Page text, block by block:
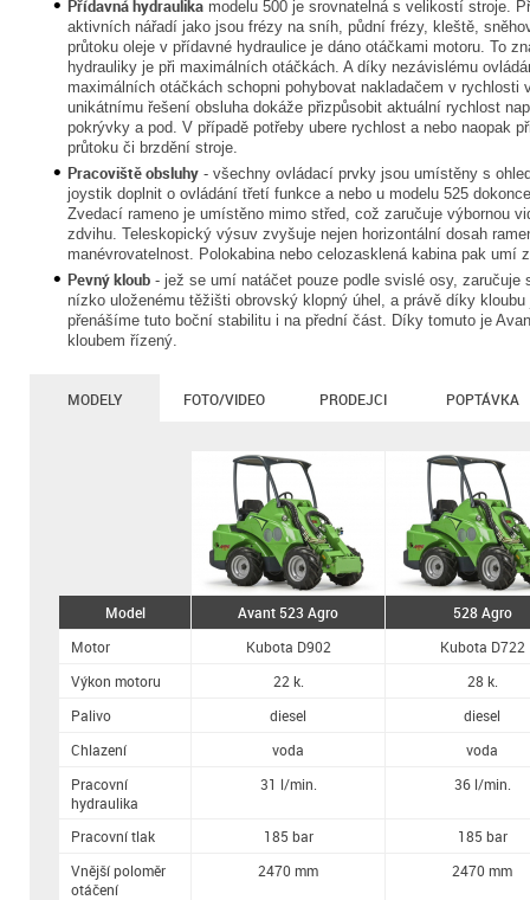
Přídavná hydraulika modelu 500 je srovnatelná s velikostí stroje.
aktivních nářadí jako jsou frézy na sníh, půdní frézy, kleště,
průtoku oleje v přídavné hydraulice je dáno otáčkami motoru. To
hydrauliky je při maximálních otáčkách. A díky nezávislému
maximálních otáčkách schopni pohybovat nakladačem v rychlosti
unikátnímu řešení obsluha dokáže přizpůsobit aktuální rychlost
pokrývky a pod. V případě potřeby ubere rychlost a nebo naopak
průtoku či brzdění stroje.
Pracoviště obsluhy - všechny ovládací prvky jsou umístěny s
joystik doplnit o ovládání třetí funkce a nebo u modelu 525
Zvedací rameno je umístěno mimo střed, což zaručuje výbornou
zdvihu. Teleskopický výsuv zvyšuje nejen horizontální dosah
manévrovatelnost. Polokabina nebo celozasklená kabina pak umí
Pevný kloub - jež se umí natáčet pouze podle svislé osy,
nízko uloženému těžišti obrovský klopný úhel, a právě díky
přenášíme tuto boční stabilitu i na přední část. Díky tomuto je
kloubem řízený.
MODELY FOTO/VIDEO PRODEJCI POPTÁVKA
Model
Motor
Výkon motoru
Palivo
Chlazení
Pracovní
hydraulika
Pracovní tlak
Vnější poloměr
otáčení
Avant 523 Agro
528 Agro
Kubota D902
Kubota D722
22 k.
28 k.
diesel
diesel
voda
voda
31 l/min.
36 l/min.
185 bar
185 bar
2470 mm
2470 mm